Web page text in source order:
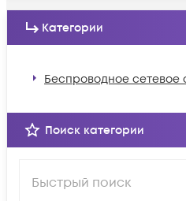
Категории
Беспроводное сетевое
Поиск категории